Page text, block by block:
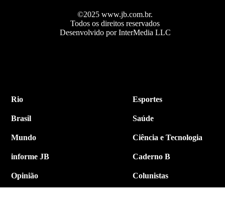
©2025 www.jb.com.br.
Todos os direitos reservados
Desenvolvido por InterMedia LLC
Rio
Brasil
Mundo
informe JB
Opinião
Esportes
Saúde
Ciência e Tecnologia
Caderno B
Colunistas